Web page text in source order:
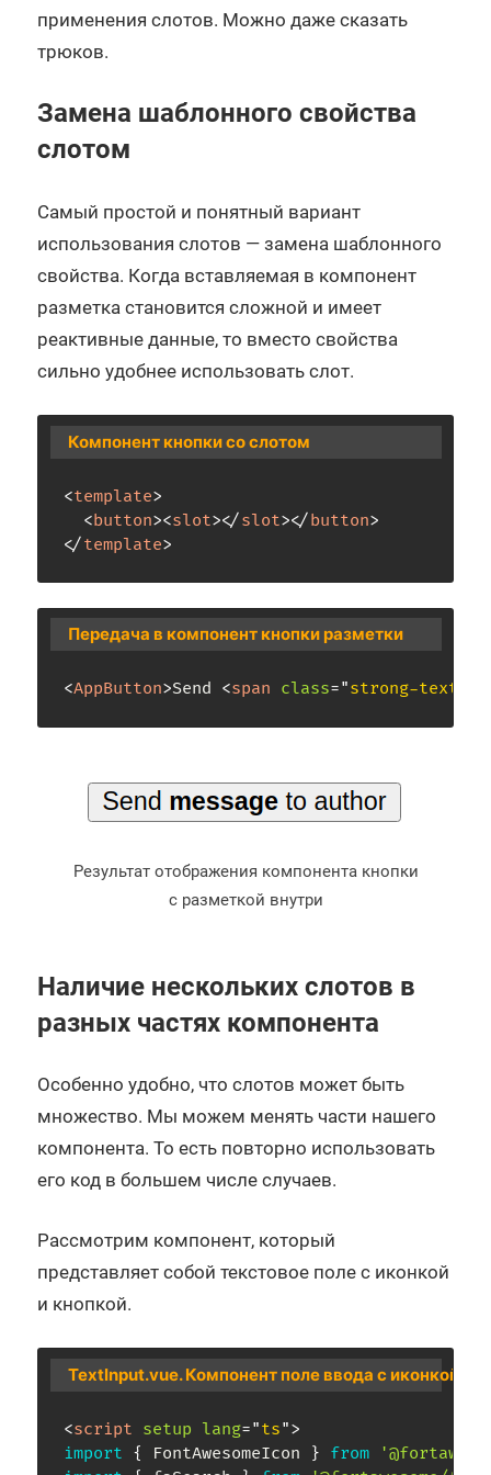
применения слотов. Можно даже сказать
трюков.
Замена шаблонного свойства
слотом
Самый простой и понятный вариант
использования слотов — замена шаблонного
свойства. Когда вставляемая в компонент
разметка становится сложной и имеет
реактивные данные, то вместо свойства
сильно удобнее использовать слот.
Компонент кнопки со слотом
<template>
<button><slot></slot></button>
</template>
Передача в компонент кнопки разметки
<AppButton>Send <span class="strong-text
Результат отображения компонента кнопки
с разметкой внутри
Наличие нескольких слотов в
разных частях компонента
Особенно удобно, что слотов может быть
множество. Мы можем менять части нашего
компонента. То есть повторно использовать
его код в большем числе случаев.
Рассмотрим компонент, который
представляет собой текстовое поле с иконкой
и кнопкой.
TextInput.vue. Компонент поле ввода с иконкой и
<script setup lang="ts">
import { FontAwesomeIcon } from